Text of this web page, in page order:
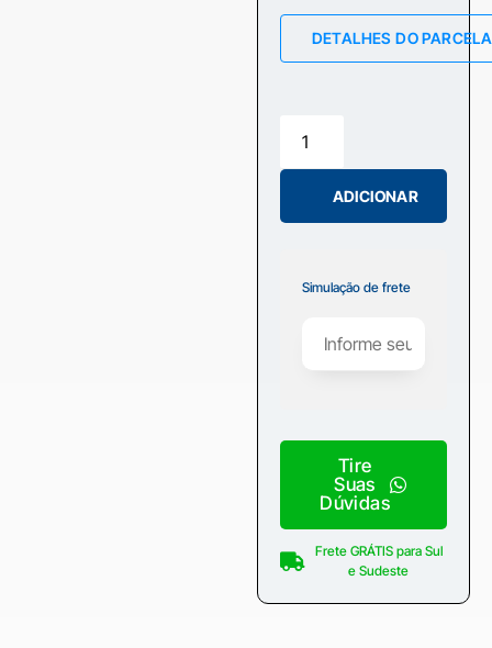
DETALHES DO
ADICIONAR
Simulação de frete
Tire
Suas
Dúvidas
Frete GRÁTIS para Sul
e Sudeste